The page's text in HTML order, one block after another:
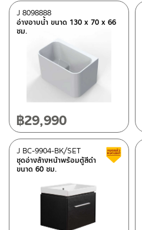
อ่างอาบน้ำ ขนาด 130 x 70 x 66
ซม.
J 8098888
฿29,990
ชุดอ่างล้างหน้าพร้อมตู้สีดำ
ขนาด 60 ซม.
J BC-9904-BK/SET